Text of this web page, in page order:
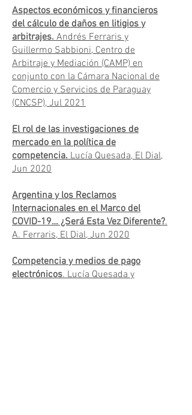
Aspectos económicos y financieros
del cálculo de daños en litigios y
arbitrajes.Andrés Ferraris y
Guillermo Sabbioni, Centro de
Arbitraje y Mediación (CAMP) en
conjunto con la Cámara Nacional de
Comercio y Servicios de Paraguay
(CNCSP), Jul 2021
El rol de las investigaciones de
mercado en la política de
competencia.Lucía Quesada, El Dial,
Jun 2020
Argentina y los Reclamos
Internacionales en el Marco del
COVID-19… ¿Será Esta Vez Diferente?.
A. Ferraris, El Dial, Jun 2020
Competencia y medios de pago
electrónicos. Lucía Quesada y